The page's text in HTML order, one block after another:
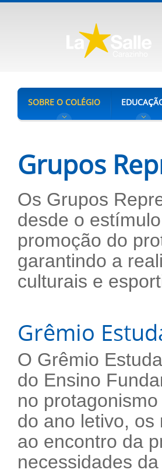
SOBRE O COLÉGIO
Grupos
Os Grupos
desde o
promoção do
garantindo a
culturais e
Grêmio
O Grêmio
do Ensino
no
do ano letivo, os
ao encontro da
necessidades